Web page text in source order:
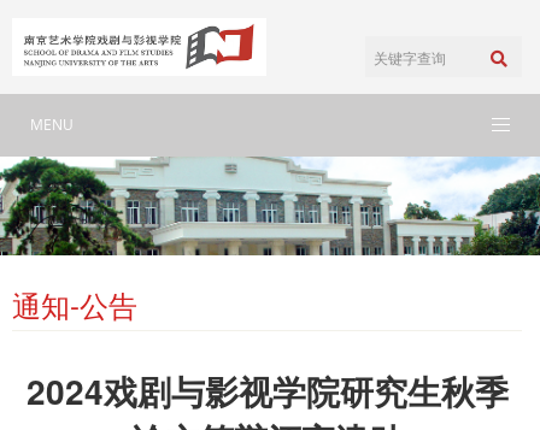
MENU
通知-公告
2024戏剧与影视学院研究生秋季